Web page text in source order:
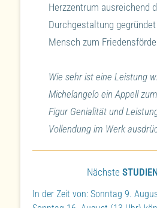
Herzzentrum ausreichend
Durchgestaltung
Mensch zum
Wie sehr ist eine Leistung
Michelangelo ein Appell
Figur Genialität und
Vollendung im Werk
Nächste
In der Zeit von: Sonntag 9.